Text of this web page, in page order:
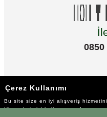
0850
Çerez Kullanımı
Bu site size en iyi alışveriş
Hizmetlerimizi kullanmaya devam